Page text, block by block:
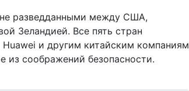
разведданными между США,
Зеландией. Все пять стран
Huawei и другим китайским компаниям
из соображений безопасности.